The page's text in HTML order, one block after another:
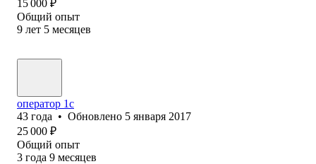
15 000 ₽
Общий опыт
9 лет 5 месяцев
оператор 1с
43 года • Обновлено 5 января 2017
25 000 ₽
Общий опыт
3 года 9 месяцев